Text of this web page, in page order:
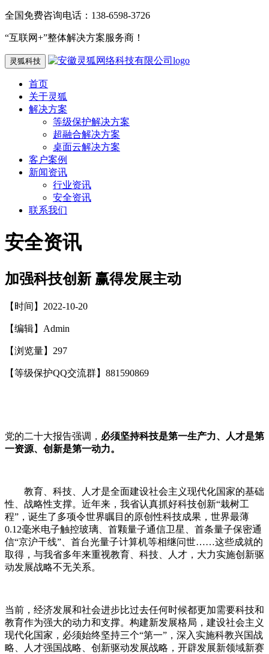
全国免费咨询电话：138-6598-3726
“互联网+”整体解决方案服务商！
灵狐科技
首页
关于灵狐
解决方案
等级保护解决方案
超融合解决方案
桌面云解决方案
客户案例
新闻资讯
行业资讯
安全资讯
联系我们
安全资讯
加强科技创新 赢得发展主动
【时间】2022-10-20
【编辑】Admin
【浏览量】 297
【等级保护QQ交流群】881590869
党的二十大报告强调， 必须坚持科技是第一生产力、人才是第
一资源、创新是第一动力。
教育、科技、人才是全面建设社会主义现代化国家的基础
性、战略性支撑。近年来，我省认真抓好科技创新“栽树工
程” ，诞生了多项令世界瞩目的原创性科技成果，世界最薄
0.12毫米电子触控玻璃、首颗量子通信卫星、首条量子保密通
信“京沪干线” 、首台光量子计算机等相继问世……这些成就的
取得，与我省多年来重视教育、科技、人才，大力实施创新驱
动发展战略不无关系。
当前，经济发展和社会进步比过去任何时候都更加需要科技和
教育作为强大的动力和支撑。构建新发展格局，建设社会主义
现代化国家，必须始终坚持三个“第一”，深入实施科教兴国战
略、人才强国战略、创新驱动发展战略，开辟发展新领域新赛